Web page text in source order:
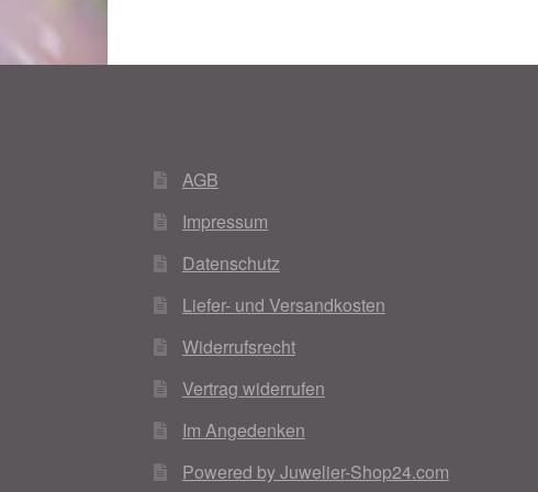
AGB
Impressum
Datenschutz
Liefer- und Versandkosten
Widerrufsrecht
Vertrag widerrufen
Im Angedenken
Powered by Juwelier-Shop24.com